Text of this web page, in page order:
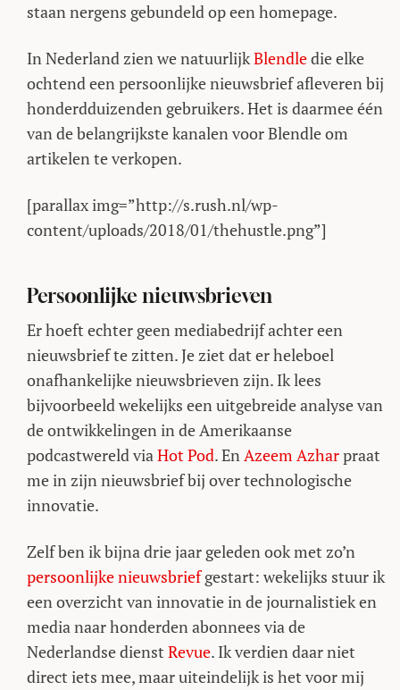
staan nergens gebundeld op een homepage.
In Nederland zien we natuurlijkBlendledie elke
ochtend een persoonlijke nieuwsbrief afleveren bij
honderdduizenden gebruikers. Het is daarmee één
van de belangrijkste kanalen voor Blendle om
artikelen te verkopen.
[parallax img=”http://s.rush.nl/wp-
content/uploads/2018/01/thehustle.png”]
Persoonlijke nieuwsbrieven
Er hoeft echter geen mediabedrijf achter een
nieuwsbrief te zitten. Je ziet dat er heleboel
onafhankelijke nieuwsbrieven zijn. Ik lees
bijvoorbeeld wekelijks een uitgebreide analyse van
de ontwikkelingen in de Amerikaanse
podcastwereld viaHot Pod. EnAzeem Azharpraat
me in zijn nieuwsbrief bij over technologische
innovatie.
Zelf ben ik bijna drie jaar geleden ook met zo’n
persoonlijke nieuwsbriefgestart: wekelijks stuur ik
een overzicht van innovatie in de journalistiek en
media naar honderden abonnees via de
Nederlandse dienst Revue. Ik verdien daar niet
direct iets mee, maar uiteindelijk is het voor mij